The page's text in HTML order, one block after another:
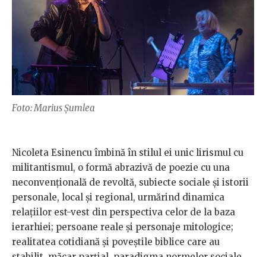
Foto: Marius Șumlea
Nicoleta Esinencu îmbină în stilul ei unic lirismul cu
militantismul, o formă abrazivă de poezie cu una
neconvențională de revoltă, subiecte sociale și istorii
personale, local și regional, urmărind dinamica
relațiilor est-vest din perspectiva celor de la baza
ierarhiei; persoane reale și personaje mitologice;
realitatea cotidiană și poveștile biblice care au